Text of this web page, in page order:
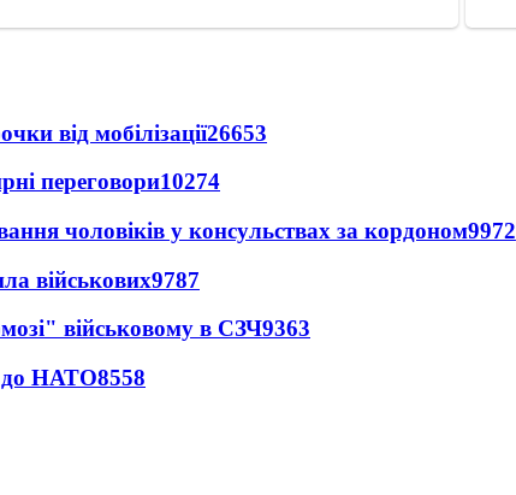
від мобілізації26653
переговори10274
чоловіків у консульствах за кордоном9972
військових9787
військовому в СЗЧ9363
до НАТО8558